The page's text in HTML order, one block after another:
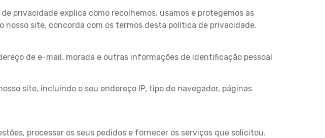
privacidade explica como recolhemos, usamos e protegemos as
site, concorda com os termos desta política de privacidade.
de e-mail, morada e outras informações de identificação pessoal
site, incluindo o seu endereço IP, tipo de navegador, páginas
processar os seus pedidos e fornecer os serviços que solicitou.